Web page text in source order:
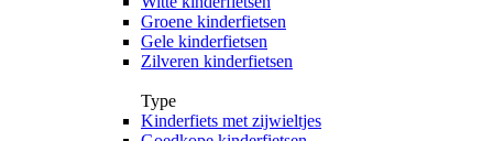
Groene kinderfietsen
Gele kinderfietsen
Zilveren kinderfietsen
Type
Kinderfiets met zijwieltjes